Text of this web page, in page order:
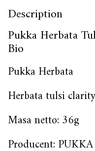
Description
Pukka Herbata
Bio
Pukka Herbata
Herbata tulsi
Masa netto: 36g
Producent: PUKKA